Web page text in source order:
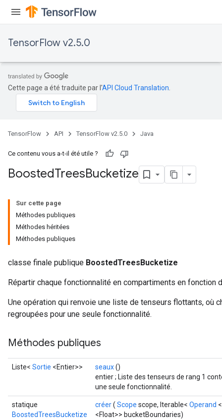
TensorFlow v2.5.0
Cette page a été traduite par l'API Cloud Translation
TensorFlow API TensorFlow v2.5.0 Java
Ce contenu vous a-t-il été utile ?
BoostedTreesBucketize
Sur cette page
Méthodes publiques
Méthodes héritées
Méthodes publiques
classe finale publique BoostedTreesBucketize
Répartir chaque fonctionnalité en compartiments en fonction
Une opération qui renvoie une liste de tenseurs flottants, où
regroupées pour une seule fonctionnalité.
Méthodes publiques
Liste< Sortie <Entier>> seaux()
entier ; Liste des tenseurs de rang 1
une seule fonctionnalité.
statique
BoostedTreesBucketize
créer( Scope scope, Iterable< Operand
<Float>> bucketBoundaries)